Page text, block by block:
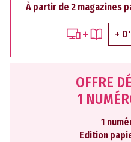
À partir de 2 magazines
+
OFFRE
1
1
Edition